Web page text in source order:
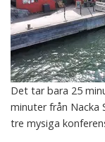
Det tar bara 25
minuter från Nacka
tre mysiga